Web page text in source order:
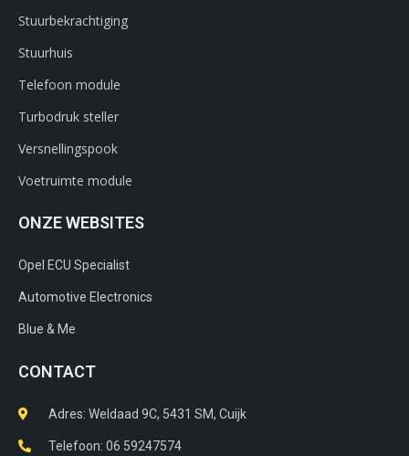
Stuurbekrachtiging
Stuurhuis
Telefoon module
Turbodruk steller
Versnellingspook
Voetruimte module
ONZE WEBSITES
Opel ECU Specialist
Automotive Electronics
Blue & Me
CONTACT
Adres: Weldaad 9C, 5431 SM, Cuijk​
Telefoon: 06 59247574